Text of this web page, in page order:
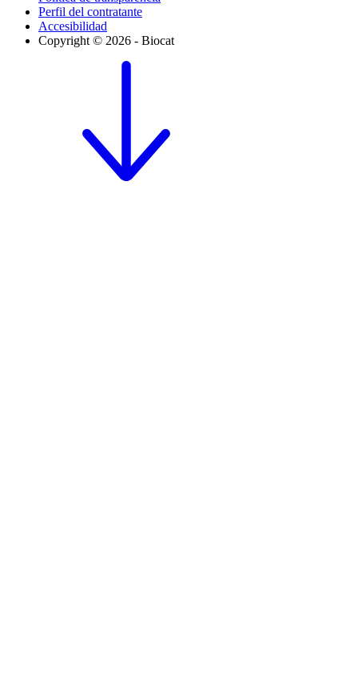
Perfil del contratante
Accesibilidad
Copyright © 2026 - Biocat